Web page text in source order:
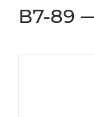
В7-89